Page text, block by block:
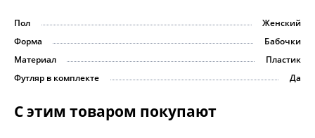
Пол
Женский
Форма
Бабочки
Материал
Пластик
Футляр в комплекте
Да
С этим товаром покупают